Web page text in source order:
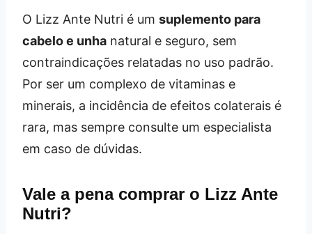
O Lizz Ante Nutri é um suplemento para
cabelo e unha natural e seguro, sem
contraindicações relatadas no uso padrão.
Por ser um complexo de vitaminas e
minerais, a incidência de efeitos colaterais é
rara, mas sempre consulte um especialista
em caso de dúvidas.
Vale a pena comprar o Lizz Ante
Nutri?